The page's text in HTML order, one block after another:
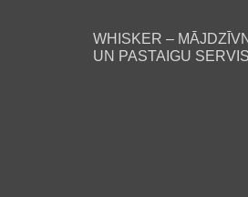
WHISKER –
UN PASTAIGU